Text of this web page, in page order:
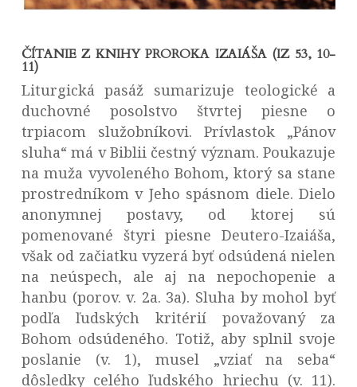
ČÍTANIE Z KNIHY PROROKA IZAIÁŠA (IZ 53, 10-
11)
Liturgická pasáž sumarizuje teologické a
duchovné posolstvo štvrtej piesne o
trpiacom služobníkovi. Prívlastok „Pánov
sluha“ má v Biblii čestný význam. Poukazuje
na muža vyvoleného Bohom, ktorý sa stane
prostredníkom v Jeho spásnom diele. Dielo
anonymnej postavy, od ktorej sú
pomenované štyri piesne Deutero-Izaiáša,
však od začiatku vyzerá byť odsúdená nielen
na neúspech, ale aj na nepochopenie a
hanbu (porov. v. 2a. 3a). Sluha by mohol byť
podľa ľudských kritérií považovaný za
Bohom odsúdeného. Totiž, aby splnil svoje
poslanie (v. 1), musel „vziať na seba“
dôsledky celého ľudského hriechu (v. 11).